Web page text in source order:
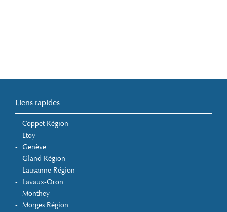
Liens rapides
Coppet Région
Etoy
Genève
Gland Région
Lausanne Région
Lavaux-Oron
Monthey
Morges Région